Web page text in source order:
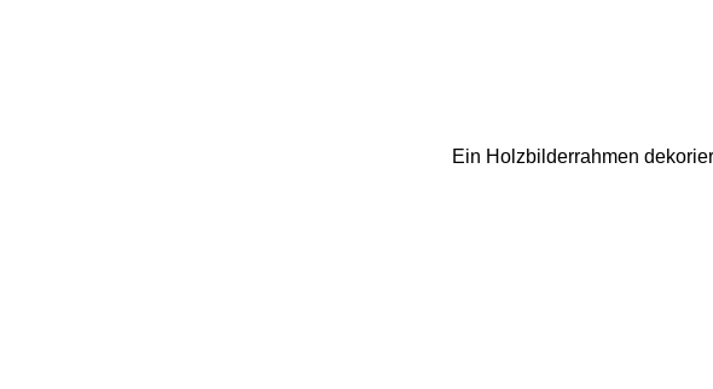
Ein Holzbilderrahmen